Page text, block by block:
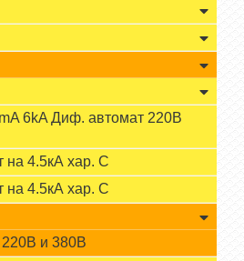
6kA Диф. автомат 220В
на 4.5кА хар. С
на 4.5кА хар. С
220В и 380В